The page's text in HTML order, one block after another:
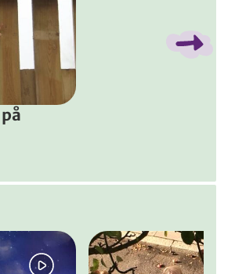
bo hos dem på gården. Og så